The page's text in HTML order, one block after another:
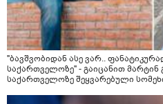
"ბავშვობიდან ასე ვარ..
საქართველოზე" - გაიცანით მარტინ
საქართველოზე შეყვარებული